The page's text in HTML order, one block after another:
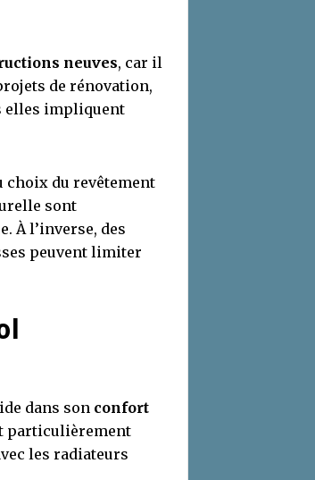
neuves, car il
de rénovation,
elles impliquent
choix du revêtement
sont
À l’inverse, des
peuvent limiter
dans son confort
particulièrement
les radiateurs